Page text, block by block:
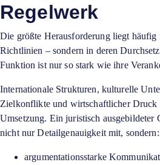
Regelwerk
Die größte Herausforderung liegt
Richtlinien – sondern in deren
Funktion ist nur so stark wie ihre
Internationale Strukturen, kulturelle
Zielkonflikte und wirtschaftlicher Druck
Umsetzung. Ein juristisch
nicht nur Detailgenauigkeit mit, sondern:
argumentationsstarke